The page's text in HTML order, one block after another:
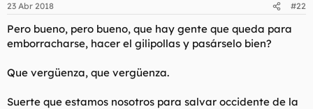
23 Abr 2018 #22
Pero bueno, pero bueno, que hay gente que queda para
emborracharse, hacer el gilipollas y pasárselo bien?
Que vergüenza, que vergüenza.
Suerte que estamos nosotros para salvar occidente de la